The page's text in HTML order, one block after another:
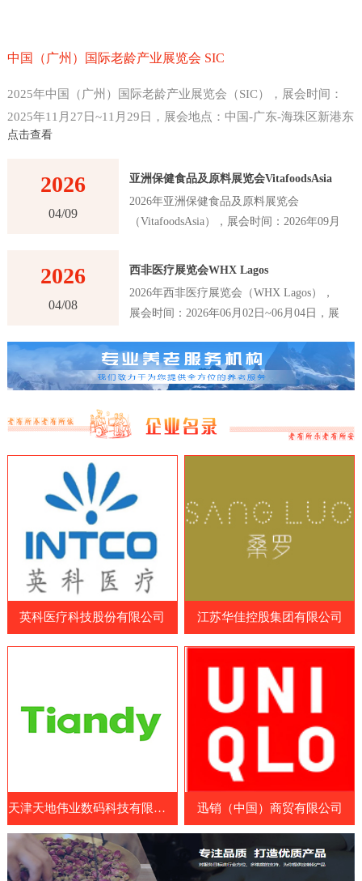
中国（广州）国际老龄产业展览会 SIC
2025年中国（广州）国际老龄产业展览会（SIC），展会时间：
2025年11月27日~11月29日，展会地点：中国-广东-海珠区新港东
路1000号-广州保利世贸博览馆，主办方：中国老龄产业协会 、
点击查看
2026
04/09
亚洲保健食品及原料展览会VitafoodsAsia
2026年亚洲保健食品及原料展览会
（VitafoodsAsia），展会时间：2026年09月
New Ratchadapisek Rd., Khlong Toei,
家会议中心（QSNCC），主办方：Informa
积：30000平米，参展观众：41000人，参展
商数量及参展品牌达到1120家。亚洲保健食
品及原料展览会VitafoodsAsia首届举办时间
展览会之一。展览会每年举办一次，为参展
商和观众提供了一个交流和合作的平台，以
世界各地的专业人士和制造商，包括保健食
品和营养补充剂制造商、原料和配料供应
商、包装和设备制造商等。参展国家包括中
国、日本、韩国、澳大利亚、美国、欧洲
等。展览会涵盖了各种保健食品及原料领
学用途食品、天然保健
2026
04/08
西非医疗展览会WHX Lagos
2026年西非医疗展览会（WHX Lagos），
展会时间：2026年06月02日~06月04日，展
Corporation Dr, Victoria Island 106104,
Annex, Lagos, 尼日利亚-拉各斯世博中心，
主办方：英富曼展览集团，举办周期：一年
16147人，参展商数量及参展品牌达到180
家。西非医疗展览会WHX Lagos是西非地
展览会是医疗行业的专业展览会，吸引了来
自世界各地的医疗设备制造商、医疗器械制
造商、药品制造商、医疗耗材供应商和相关
企业等专业人士。WHX Lagos展览会展示
了最新的医疗设备、技术和服务，包括医疗
成像设备、手术器械、诊断设备、康复设
备、医疗耗材和药品等。参展商可以展示其
最新的医疗设备、技术和服务，与其他业内
Lagos展览会还提供了一系列的研讨会和论
坛，向参展商和参观者提供了医疗行业的最
新见解、经验和知识。展览会
英科医疗科技股份有限公司 江苏华佳控股集团有限公司
天津天地伟业数码科技有限公司 迅销（中国）商贸有限公司